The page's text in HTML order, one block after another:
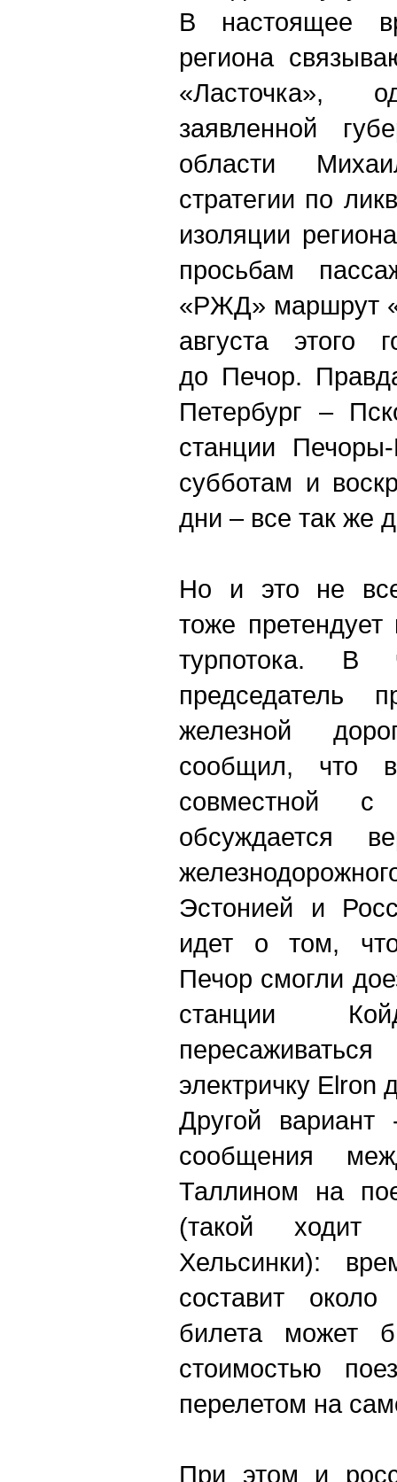
В настоящее
региона
«Ласточка»,
заявленной
области
стратегии по
изоляции
просьбам
«РЖД» маршрут
августа этого
до Печор.
Петербург –
станции
субботам и
дни – все так же
Но и это не
тоже претендует
турпотока. В
председатель
железной
сообщил, что
совместной
обсуждается
Эстонией и
идет о том,
Печор смогли
станции
электричку Elron
Другой вариант
сообщения
Таллином на
(такой
Хельсинки):
составит
билета может
стоимостью
перелетом на
При этом и